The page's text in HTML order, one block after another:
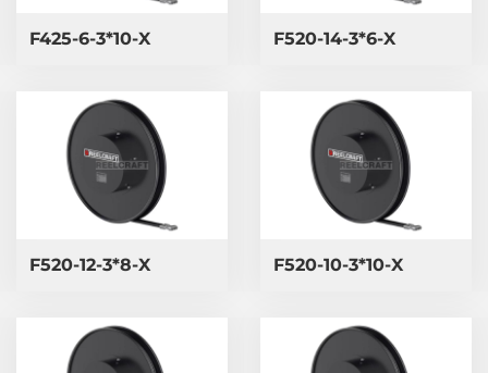
F425-6-3*10-X F520-14-3*6-X
F520-12-3*8-X F520-10-3*10-X